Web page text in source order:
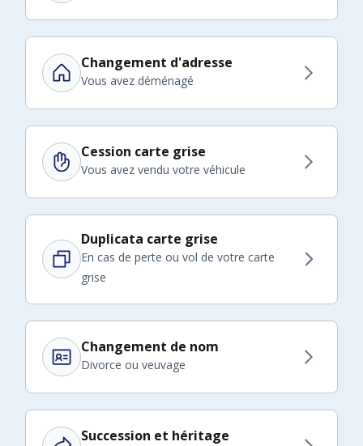
Changement d'adresse
Vous avez déménagé
Cession carte grise
Vous avez vendu votre véhicule
Duplicata carte grise
En cas de perte ou vol de votre carte
grise
Changement de nom
Divorce ou veuvage
Succession et héritage